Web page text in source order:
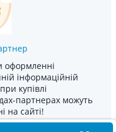
оформленні
інформаційній
купівлі
партнерах можуть
на сайті!